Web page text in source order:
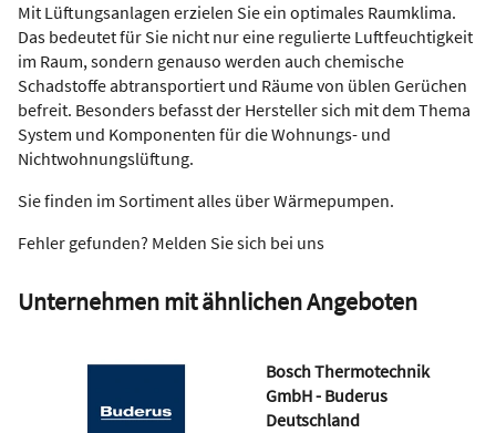
Mit Lüftungsanlagen erzielen Sie ein optimales Raumklima.
Das bedeutet für Sie nicht nur eine regulierte Luftfeuchtigkeit
im Raum, sondern genauso werden auch chemische
Schadstoffe abtransportiert und Räume von üblen Gerüchen
befreit. Besonders befasst der Hersteller sich mit dem Thema
System und Komponenten für die Wohnungs- und
Nichtwohnungslüftung.
Sie finden im Sortiment alles über Wärmepumpen.
Fehler gefunden? Melden Sie sich bei uns
Unternehmen mit ähnlichen Angeboten
Bosch Thermotechnik
GmbH - Buderus
Deutschland